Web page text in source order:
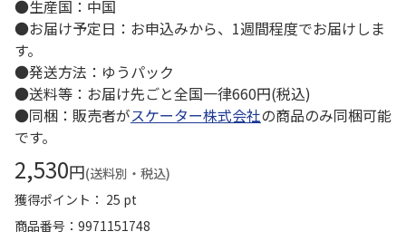
●生産国：中国
●お届け予定日：お申込みから、1週間程度でお届けしま
す。
●発送方法：ゆうパック
●送料等：お届け先ごと全国一律660円(税込)
●同梱：販売者がスケーター株式会社の商品のみ同梱可能
です。
2,530円(送料別・税込)
獲得ポイント： 25 pt
商品番号
9971151748